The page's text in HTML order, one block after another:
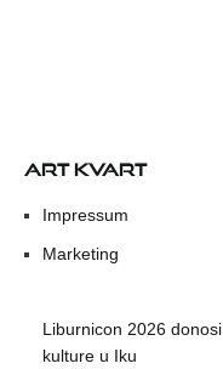
ART KVART
Impressum
Marketing
Liburnicon 2026
kulture u Iku